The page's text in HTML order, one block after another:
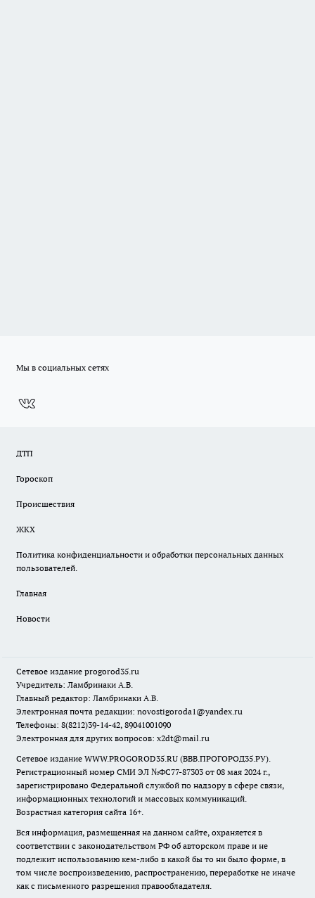
Мы в социальных сетях
ДТП
Гороскоп
Происшествия
ЖКХ
Политика конфиденциальности и обработки персональных данных
пользователей.
Главная
Новости
Сетевое издание progorod35.ru
Учредитель: Ламбринаки А.В.
Главный редактор: Ламбринаки А.В.
Электронная почта редакции: novostigoroda1@yandex.ru
Телефоны: 8(8212)39-14-42, 89041001090
Электронная для других вопросов: x2dt@mail.ru
Сетевое издание WWW.PROGOROD35.RU (ВВВ.ПРОГОРОД35.РУ).
Регистрационный номер СМИ ЭЛ №ФС77-87303 от 08 мая 2024 г.,
зарегистрировано Федеральной службой по надзору в сфере связи,
информационных технологий и массовых коммуникаций.
Возрастная категория сайта 16+.
Вся информация, размещенная на данном сайте, охраняется в
соответствии с законодательством РФ об авторском праве и не
подлежит использованию кем-либо в какой бы то ни было форме, в
том числе воспроизведению, распространению, переработке не иначе
как с письменного разрешения правообладателя.